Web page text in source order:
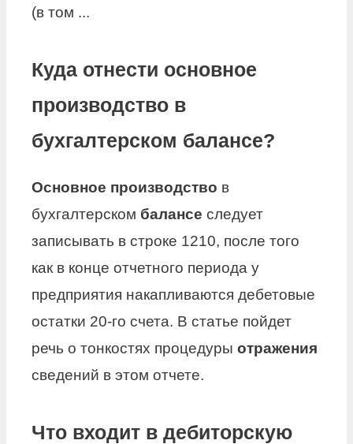
(в том ...
Куда отнести основное
производство в
бухгалтерском балансе?
Основное производство в
бухгалтерском балансе следует
записывать в строке 1210, после того
как в конце отчетного периода у
предприятия накапливаются дебетовые
остатки 20-го счета. В статье пойдет
речь о тонкостях процедуры отражения
сведений в этом отчете.
Что входит в дебиторскую